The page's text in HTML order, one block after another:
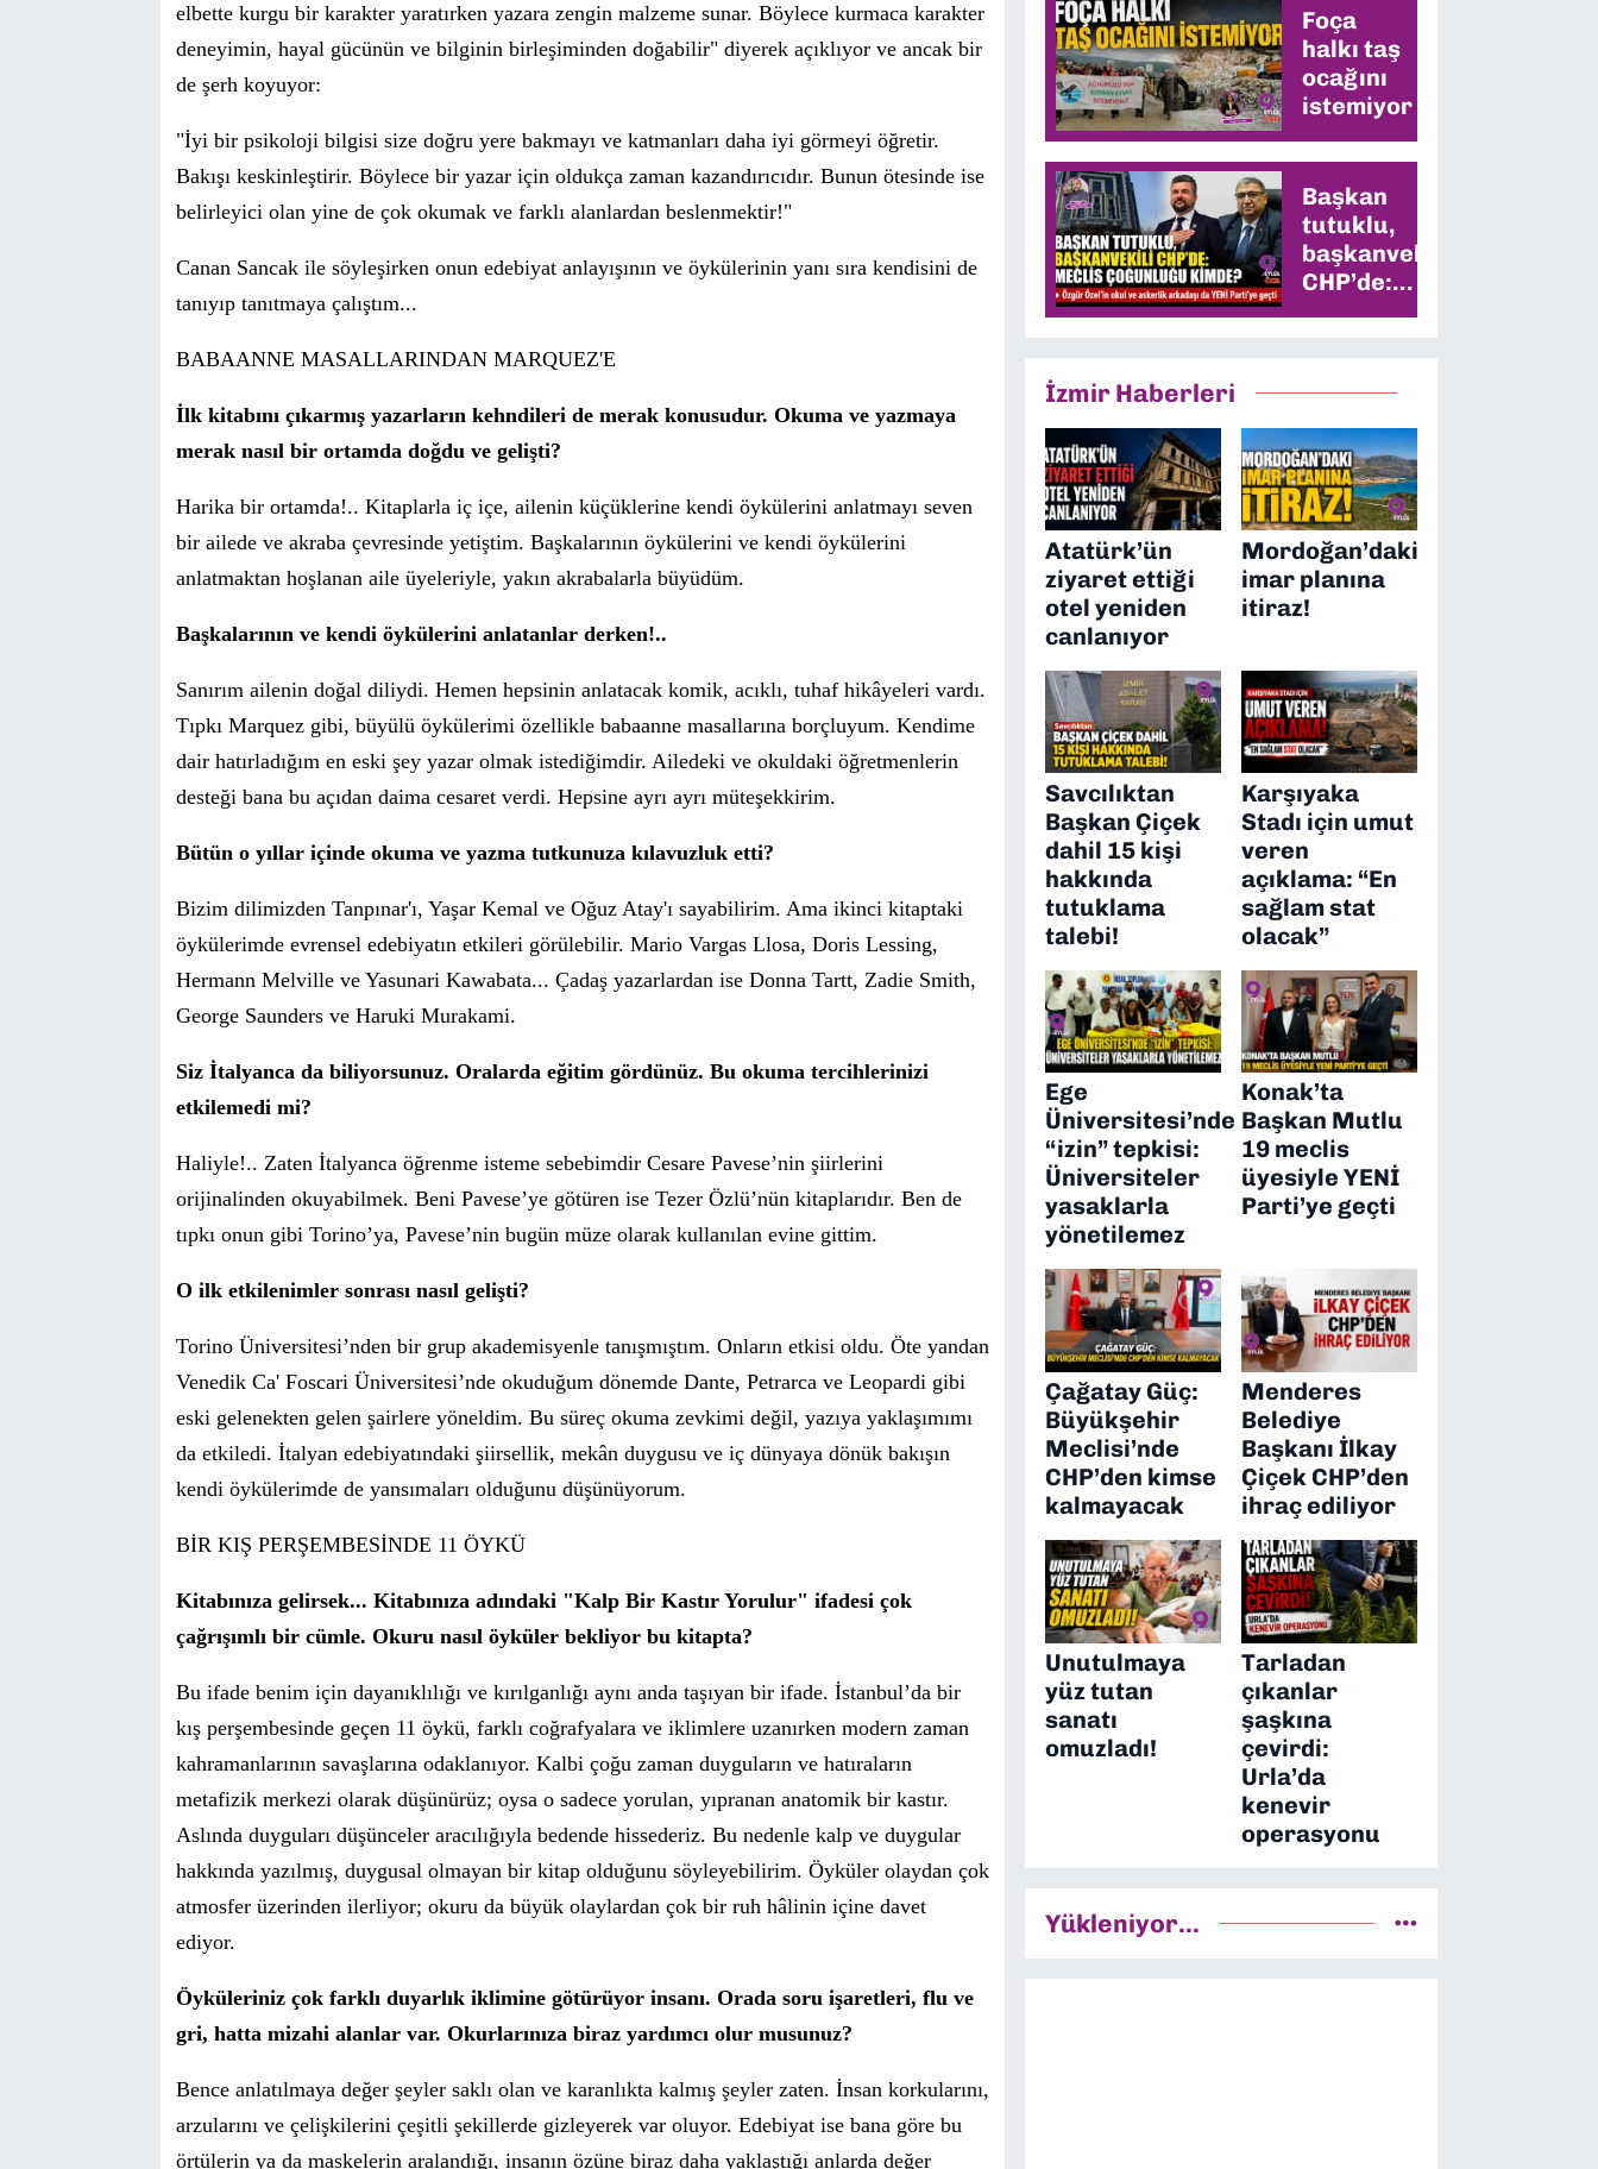
elbette kurgu bir karakter yaratırken yazara zengin malzeme sunar. Böylece kurmaca karakter
deneyimin, hayal gücünün ve bilginin birleşiminden doğabilir" diyerek açıklıyor ve ancak bir
de şerh koyuyor:
"İyi bir psikoloji bilgisi size doğru yere bakmayı ve katmanları daha iyi görmeyi öğretir.
Bakışı keskinleştirir. Böylece bir yazar için oldukça zaman kazandırıcıdır. Bunun ötesinde ise
belirleyici olan yine de çok okumak ve farklı alanlardan beslenmektir!"
Canan Sancak ile söyleşirken onun edebiyat anlayışının ve öykülerinin yanı sıra kendisini de
tanıyıp tanıtmaya çalıştım...
BABAANNE MASALLARINDAN MARQUEZ'E
İlk kitabını çıkarmış yazarların kehndileri de merak konusudur. Okuma ve yazmaya
merak nasıl bir ortamda doğdu ve gelişti?
Harika bir ortamda!.. Kitaplarla iç içe, ailenin küçüklerine kendi öykülerini anlatmayı seven
bir ailede ve akraba çevresinde yetiştim. Başkalarının öykülerini ve kendi öykülerini
anlatmaktan hoşlanan aile üyeleriyle, yakın akrabalarla büyüdüm.
Başkalarının ve kendi öykülerini anlatanlar derken!..
Sanırım ailenin doğal diliydi. Hemen hepsinin anlatacak komik, acıklı, tuhaf hikâyeleri vardı.
Tıpkı Marquez gibi, büyülü öykülerimi özellikle babaanne masallarına borçluyum. Kendime
dair hatırladığım en eski şey yazar olmak istediğimdir. Ailedeki ve okuldaki öğretmenlerin
desteği bana bu açıdan daima cesaretverdi. Hepsine ayrı ayrı müteşekkirim.
Bütün o yıllar içinde okuma ve yazma tutkunuza kılavuzluk etti?
Bizim dilimizden Tanpınar'ı, Yaşar Kemal ve Oğuz Atay'ı sayabilirim. Ama ikinci kitaptaki
öykülerimde evrensel edebiyatın etkileri görülebilir. Mario Vargas Llosa, Doris Lessing,
Hermann Melville ve Yasunari Kawabata... Çadaş yazarlardan ise Donna Tartt, Zadie Smith,
George Saunders ve Haruki Murakami.
Siz İtalyanca da biliyorsunuz. Oralarda eğitim gördünüz. Bu okuma tercihlerinizi
etkilemedi mi?
Haliyle!.. Zaten İtalyanca öğrenme isteme sebebimdir Cesare Pavese’nin şiirlerini
orijinalinden okuyabilmek. Beni Pavese’ye götüren ise Tezer Özlü’nün kitaplarıdır. Ben de
tıpkı onun gibi Torino’ya, Pavese’nin bugün müze olarak kullanılan evine gittim.
O ilk etkilenimler sonrası nasıl gelişti?
Torino Üniversitesi’nden bir grup akademisyenle tanışmıştım. Onların etkisi oldu. Öte yandan
Venedik Ca' Foscari Üniversitesi’nde okuduğum dönemde Dante, Petrarca ve Leopardi gibi
eski gelenekten gelen şairlere yöneldim. Bu süreç okuma zevkimi değil, yazıya yaklaşımımı
da etkiledi. İtalyan edebiyatındaki şiirsellik, mekân duygusu ve iç dünyaya dönük bakışın
kendi öykülerimde de yansımaları olduğunu düşünüyorum.
BİR KIŞ PERŞEMBESİNDE 11 ÖYKÜ
Kitabınıza gelirsek... Kitabınıza adındaki "Kalp Bir Kastır Yorulur" ifadesi çok
çağrışımlı bir cümle. Okuru nasıl öyküler bekliyor bu kitapta?
Bu ifade benim için dayanıklılığı ve kırılganlığı aynı anda taşıyan bir ifade. İstanbul’da bir
kış perşembesinde geçen 11 öykü, farklı coğrafyalara ve iklimlere uzanırken modern zaman
kahramanlarının savaşlarına odaklanıyor. Kalbi çoğu zaman duyguların ve hatıraların
metafizik merkezi olarak düşünürüz; oysa o sadece yorulan, yıpranan anatomik bir kastır.
Aslında duyguları düşünceler aracılığıyla bedende hissederiz. Bu nedenle kalp ve duygular
hakkında yazılmış, duygusal olmayan bir kitap olduğunu söyleyebilirim. Öyküler olaydan çok
atmosfer üzerinden ilerliyor; okuru da büyük olaylardan çok bir ruh hâlinin içine davet
ediyor.
Öyküleriniz çok farklı duyarlık iklimine götürüyor insanı. Orada soru işaretleri, flu ve
gri, hatta mizahi alanlar var. Okurlarınıza biraz yardımcı olur musunuz?
Bence anlatılmaya değer şeyler saklı olan ve karanlıkta kalmış şeyler zaten. İnsan korkularını,
arzularını ve çelişkilerini çeşitli şekillerde gizleyerek var oluyor. Edebiyat ise bana göre bu
örtülerin ya da maskelerin aralandığı, insanın özüne biraz daha yaklaştığı anlarda değer
Foça
halkı taş
ocağını
istemiyor
Başkan
tutuklu,
başkanvekili
CHP’de:
Meclis
İzmir Haberleri
Atatürk’ün
ziyaret ettiği
otel yeniden
canlanıyor
Mordoğan’daki
imar planına
itiraz!
Savcılıktan
Başkan Çiçek
dahil 15 kişi
hakkında
tutuklama
talebi!
Karşıyaka
Stadı için umut
veren
açıklama: “En
sağlam stat
olacak”
Ege
Üniversitesi’nde
“izin” tepkisi:
Üniversiteler
yasaklarla
yönetilemez
Konak’ta
Başkan Mutlu
19 meclis
üyesiyle YENİ
Parti’ye geçti
Çağatay Güç:
Büyükşehir
Meclisi’nde
CHP’den kimse
kalmayacak
Menderes
Belediye
Başkanı İlkay
Çiçek CHP’den
ihraç ediliyor
Unutulmaya
yüz tutan
sanatı
omuzladı!
Tarladan
çıkanlar
şaşkına
çevirdi:
Urla’da
kenevir
operasyonu
Yükleniyor...